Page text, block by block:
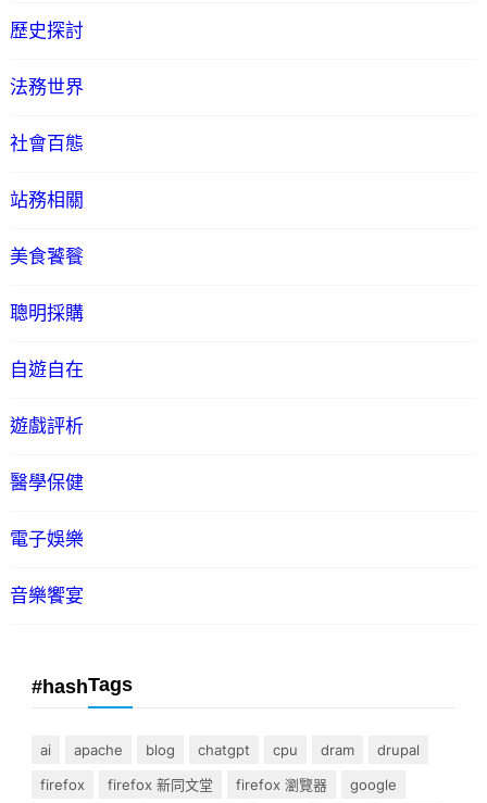
歷史探討
法務世界
社會百態
站務相關
美食饕餮
聰明採購
自遊自在
遊戲評析
醫學保健
電子娛樂
音樂饗宴
#hashTags
ai apache blog chatgpt cpu dram
drupal
firefox
firefox 新同文堂 firefox 瀏覽器
google